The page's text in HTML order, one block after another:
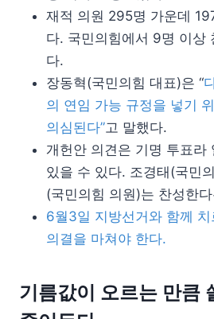
재적 의원 295명 가운데
다. 국민의힘에서 9명 이상
다.
장동혁(국민의힘 대표)은 “
의 연임 가능 규정을 넣기
의심된다”고 말했다.
개헌안 의견은 기명 투표라
있을 수 있다. 조경태(국민
(국민의힘 의원)는 찬성한
6월3일 지방선거와 함께
의결을 마쳐야 한다.
기름값이 오르는 만큼